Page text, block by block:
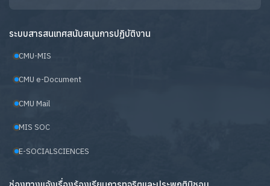
ระบบสารสนเทศสนับสนุนการปฏิบัติงาน
CMU-MIS
CMU e-Document
CMU Mail
MIS SOC
E-SOCIALSCIENCES